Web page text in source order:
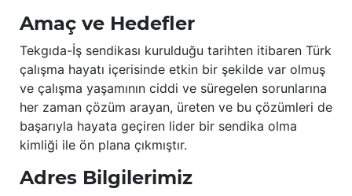
Amaç ve Hedefler
Tekgıda-İş sendikası kurulduğu tarihten itibaren Türk
çalışma hayatı içerisinde etkin bir şekilde var olmuş
ve çalışma yaşamının ciddi ve süregelen sorunlarına
her zaman çözüm arayan, üreten ve bu çözümleri de
başarıyla hayata geçiren lider bir sendika olma
kimliği ile ön plana çıkmıştır.
Adres Bilgilerimiz